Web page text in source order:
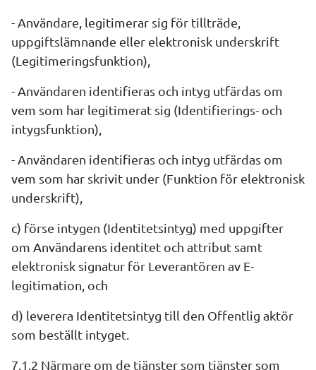
- Användare, legitimerar sig för tillträde,
uppgiftslämnande eller elektronisk underskrift
(Legitimeringsfunktion),
- Användaren identifieras och intyg utfärdas om
vem som har legitimerat sig (Identifierings- och
intygsfunktion),
- Användaren identifieras och intyg utfärdas om
vem som har skrivit under (Funktion för elektronisk
underskrift),
c) förse intygen (Identitetsintyg) med upp­gifter
om Användarens identitet och attribut samt
elektronisk signatur för Leverantören av E-
legitimation, och
d) leverera Identitetsintyg till den Offentlig aktör
som beställt intyget.
7.1.2 Närmare om de tjänster som tjänster som